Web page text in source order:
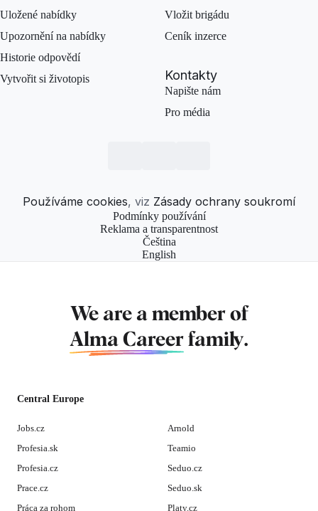
Uložené nabídky
Upozornění na nabídky
Historie odpovědí
Vytvořit si životopis
Vložit brigádu
Ceník inzerce
Kontakty
Napište nám
Pro média
Používáme cookies, viz Zásady ochrany soukromí
Podmínky používání
Reklama a transparentnost
Čeština
English
We are a member of
Alma Career family.
Central Europe
Jobs.cz
Profesia.sk
Profesia.cz
Prace.cz
Práca za rohom
Arnold
Teamio
Seduo.cz
Seduo.sk
Platy.cz